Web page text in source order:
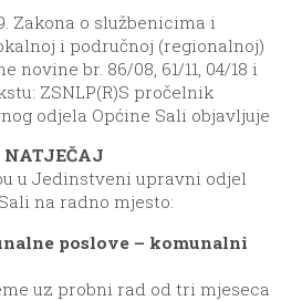
Zakona o službenicima i
i područnoj (regionalnoj)
novine br. 86/08, 61/11, 04/18 i
ZSNLP(R)S pročelnik
odjela Općine Sali objavljuje
NATJEČAJ
u Jedinstveni upravni odjel
na radno mjesto:
poslove – komunalni
uz probni rad od tri mjeseca